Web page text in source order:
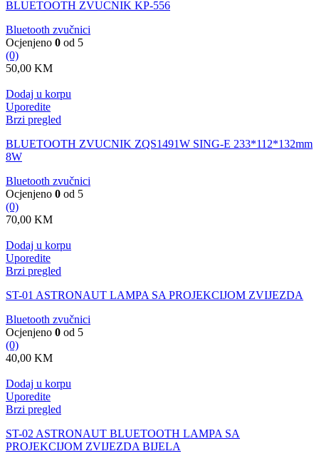
BLUETOOTH ZVUCNIK KP-556
Bluetooth zvučnici
Ocjenjeno 0 od 5
(0)
50,00 KM
Dodaj u korpu
Uporedite
Brzi pregled
BLUETOOTH ZVUCNIK ZQS1491W SING-E 233*112*132mm
8W
Bluetooth zvučnici
Ocjenjeno 0 od 5
(0)
70,00 KM
Dodaj u korpu
Uporedite
Brzi pregled
ST-01 ASTRONAUT LAMPA SA PROJEKCIJOM ZVIJEZDA
Bluetooth zvučnici
Ocjenjeno 0 od 5
(0)
40,00 KM
Dodaj u korpu
Uporedite
Brzi pregled
ST-02 ASTRONAUT BLUETOOTH LAMPA SA
PROJEKCIJOM ZVIJEZDA BIJELA